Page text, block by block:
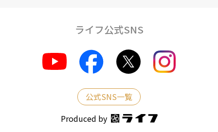
ライフ公式SNS
公式SNS一覧
Produced by